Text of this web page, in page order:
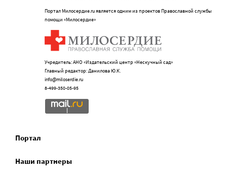
Портал Милосердие.ru является одним из проектов Православной службы
помощи «Милосердие»
Учредитель: АНО «Издательский центр «Нескучный сад»
Главный редактор: Данилова Ю.К.
info@miloserdie.ru
8-499-350-05-95
Портал
Наши партнеры